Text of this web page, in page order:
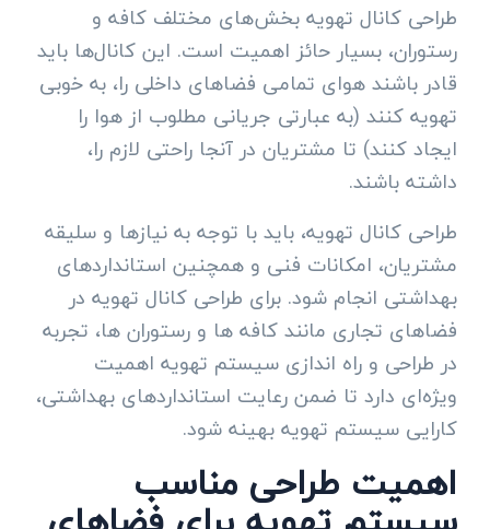
طراحی کانال تهویه بخش‌های مختلف کافه و
رستوران، بسیار حائز اهمیت است. این کانال‌ها باید
قادر باشند هوای تمامی فضاهای داخلی را، به خوبی
تهویه کنند (به عبارتی جریانی مطلوب از هوا را
ایجاد کنند) تا مشتریان در آنجا راحتی لازم را،
داشته باشند.
طراحی کانال تهویه، باید با توجه به نیازها و سلیقه
مشتریان، امکانات فنی و همچنین استانداردهای
بهداشتی انجام شود. برای طراحی کانال تهویه در
فضاهای تجاری مانند کافه ها و رستوران ها، تجربه
در طراحی و راه اندازی سیستم تهویه اهمیت
ویژه‌ای دارد تا ضمن رعایت استانداردهای بهداشتی،
کارایی سیستم تهویه بهینه شود.
اهمیت طراحی مناسب